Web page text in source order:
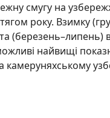
смугу на
року. Взимку
найвищі
камеруняхському